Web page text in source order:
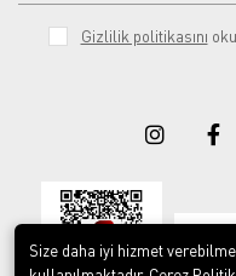
Gizlilik politikasını
Size daha iyi hizmet